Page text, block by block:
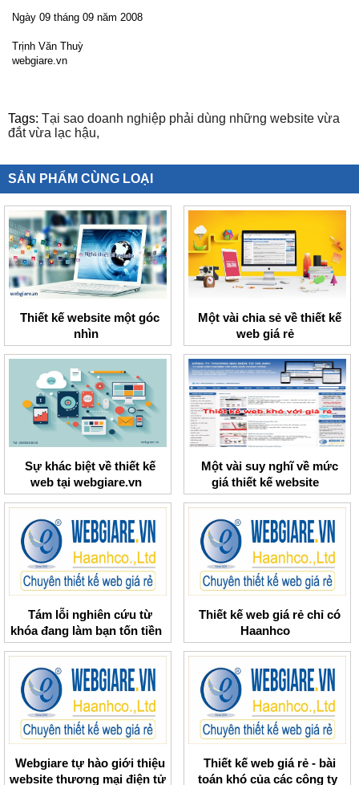
Ngày 09 tháng 09 năm 2008
Trịnh Văn Thuỳ
webgiare.vn
Tags: Tại sao doanh nghiệp phải dùng những website vừa
đắt vừa lạc hậu,
SẢN PHẨM CÙNG LOẠI
Thiết kế website một góc
nhìn
Một vài chia sẻ về thiết kế
web giá rẻ
Sự khác biệt về thiết kế
web tại webgiare.vn
Một vài suy nghĩ về mức
giá thiết kế website
Tám lỗi nghiên cứu từ
khóa đang làm bạn tốn tiền
Thiết kế web giá rẻ chỉ có
Haanhco
Webgiare tự hào giới thiệu
website thương mại điện tử
Thiết kế web giá rẻ - bài
toán khó của các công ty